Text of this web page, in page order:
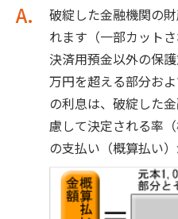
A.
破綻した金融機関の
れます（一部カット
決済用預金以外の保
万円を超える部分お
の利息は、破綻した
慮して決定される率
の支払い（概算払い）